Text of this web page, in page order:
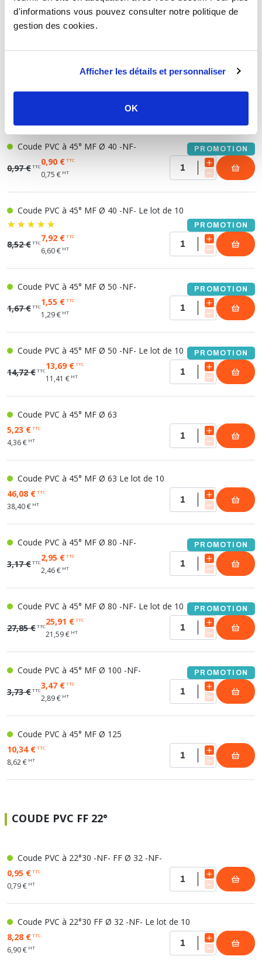
d'informations vous pouvez consulter notre politique de
gestion des cookies.
Afficher les détails et personnaliser
OK
Coude PVC à 45° MF Ø 32 -NF-
Coude PVC à 45° MF Ø 40 -NF- PROMOTION
0,97 €TTC0,90 €TTC
0,75 € HT
Coude PVC à 45° MF Ø 40 -NF- Le lot de 10
PROMOTION
8,52 €TTC7,92 €TTC
6,60 € HT
Coude PVC à 45° MF Ø 50 -NF- PROMOTION
1,67 €TTC1,55 €TTC
1,29 € HT
Coude PVC à 45° MF Ø 50 -NF- Le lot de 10 PROMOTION
14,72 €TTC13,69 €TTC
11,41 € HT
Coude PVC à 45° MF Ø 63
5,23 €TTC
4,36 € HT
Coude PVC à 45° MF Ø 63 Le lot de 10
46,08 €TTC
38,40 € HT
Coude PVC à 45° MF Ø 80 -NF- PROMOTION
3,17 €TTC2,95 €TTC
2,46 € HT
Coude PVC à 45° MF Ø 80 -NF- Le lot de 10 PROMOTION
27,85 €TTC25,91 €TTC
21,59 € HT
Coude PVC à 45° MF Ø 100 -NF- PROMOTION
3,73 €TTC3,47 €TTC
2,89 € HT
Coude PVC à 45° MF Ø 125
10,34 €TTC
8,62 € HT
COUDE PVC FF 22°
Coude PVC à 22°30 -NF- FF Ø 32 -NF-
0,95 €TTC
0,79 € HT
Coude PVC à 22°30 FF Ø 32 -NF- Le lot de 10
8,28 €TTC
6,90 € HT